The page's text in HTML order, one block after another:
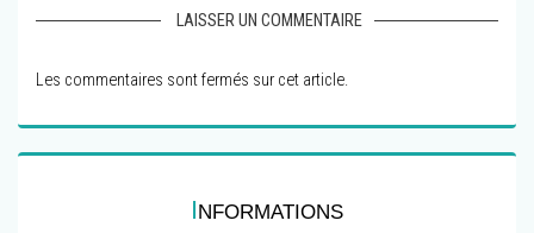
LAISSER UN COMMENTAIRE
Les commentaires sont fermés sur cet article.
INFORMATIONS